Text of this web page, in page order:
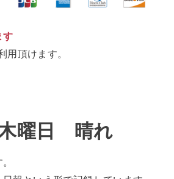
す
用頂けます。
曜日 晴れ